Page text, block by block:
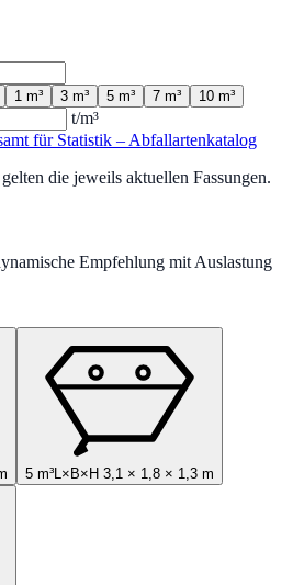
1 m³ 3 m³ 5 m³ 7 m³ 10 m³
t/m³
für Statistik – Abfallartenkatalog
die jeweils aktuellen Fassungen.
Empfehlung mit Auslastung
5 m³L×B×H 3,1 × 1,8 × 1,3 m